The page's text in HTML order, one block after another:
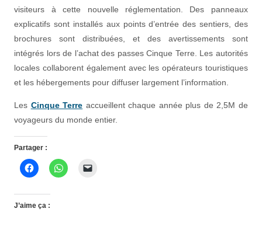
visiteurs à cette nouvelle réglementation. Des panneaux
explicatifs sont installés aux points d’entrée des sentiers, des
brochures sont distribuées, et des avertissements sont
intégrés lors de l’achat des passes Cinque Terre. Les autorités
locales collaborent également avec les opérateurs touristiques
et les hébergements pour diffuser largement l’information.
Les Cinque Terre accueillent chaque année plus de 2,5M de
voyageurs du monde entier.
Partager :
J’aime ça :